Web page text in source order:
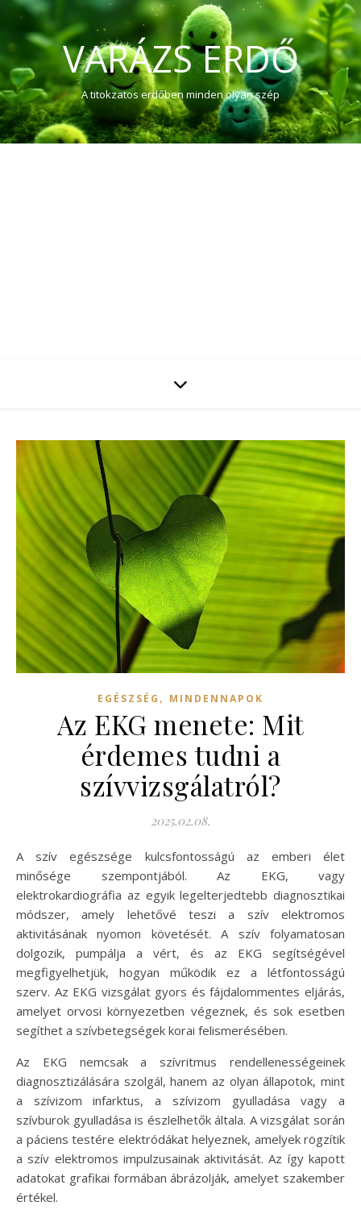
VARÁZS ERDŐ
A titokzatos erdőben minden olyan szép
EGÉSZSÉG , MINDENNAPOK
Az EKG menete: Mit
érdemes tudni a
szívvizsgálatról?
2025.02.08.
A szív egészsége kulcsfontosságú az emberi élet
minősége szempontjából. Az EKG, vagy
elektrokardiográfia az egyik legelterjedtebb diagnosztikai
módszer, amely lehetővé teszi a szív elektromos
aktivitásának nyomon követését. A szív folyamatosan
dolgozik, pumpálja a vért, és az EKG segítségével
megfigyelhetjük, hogyan működik ez a létfontosságú
szerv. Az EKG vizsgálat gyors és fájdalommentes eljárás,
amelyet orvosi környezetben végeznek, és sok esetben
segíthet a szívbetegségek korai felismerésében.
Az EKG nemcsak a szívritmus rendellenességeinek
diagnosztizálására szolgál, hanem az olyan állapotok, mint
a szívizom infarktus, a szívizom gyulladása vagy a
szívburok gyulladása is észlelhetők általa. A vizsgálat során
a páciens testére elektródákat helyeznek, amelyek rögzítik
a szív elektromos impulzusainak aktivitását. Az így kapott
adatokat grafikai formában ábrázolják, amelyet szakember
értékel.